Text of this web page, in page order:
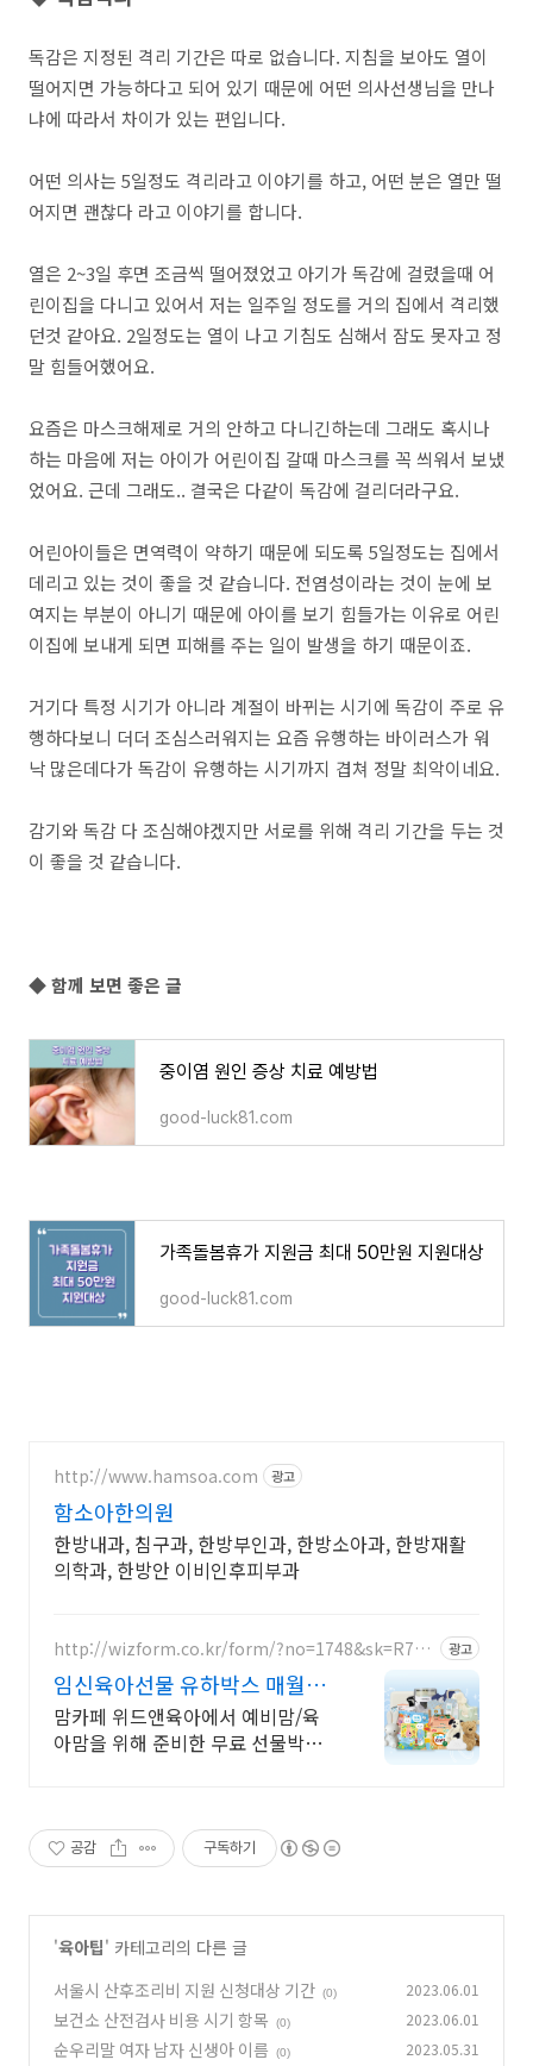
독감은 지정된 격리 기간은 따로 없습니다. 지침을 보아도 열이
떨어지면 가능하다고 되어 있기 때문에 어떤 의사선생님을 만나
냐에 따라서 차이가 있는 편입니다.
어떤 의사는 5일정도 격리라고 이야기를 하고, 어떤 분은 열만 떨
어지면 괜찮다 라고 이야기를 합니다.
열은 2~3일 후면 조금씩 떨어졌었고 아기가 독감에 걸렸을때 어
린이집을 다니고 있어서 저는 일주일 정도를 거의 집에서 격리했
던것 같아요. 2일정도는 열이 나고 기침도 심해서 잠도 못자고 정
말 힘들어했어요.
요즘은 마스크해제로 거의 안하고 다니긴하는데 그래도 혹시나
하는 마음에 저는 아이가 어린이집 갈때 마스크를 꼭 씌워서 보냈
었어요. 근데 그래도.. 결국은 다같이 독감에 걸리더라구요.
어린아이들은 면역력이 약하기 때문에 되도록 5일정도는 집에서
데리고 있는 것이 좋을 것 같습니다. 전염성이라는 것이 눈에 보
여지는 부분이 아니기 때문에 아이를 보기 힘들가는 이유로 어린
이집에 보내게 되면 피해를 주는 일이 발생을 하기 때문이죠.
거기다 특정 시기가 아니라 계절이 바뀌는 시기에 독감이 주로 유
행하다보니 더더 조심스러워지는 요즘 유행하는 바이러스가 워
낙 많은데다가 독감이 유행하는 시기까지 겹쳐 정말 최악이네요.
감기와 독감 다 조심해야겠지만 서로를 위해 격리 기간을 두는 것
이 좋을 것 같습니다.
◆ 함께 보면 좋은 글
중이염 원인 증상 치료 예방법
good-luck81.com
가족돌봄휴가 지원금 최대 50만원 지원대상
good-luck81.com
http://www.hamsoa.com 광고
함소아한의원
한방내과, 침구과, 한방부인과, 한방소아과, 한방재활
의학과, 한방안 이비인후피부과
http://wizform.co.kr/form/?no=1748&sk=R7U
광고
임신육아선물 유하박스 매월
300명 추첨
맘카페 위드앤육아에서 예비맘/육
아맘을 위해 준비한 무료 선물박스
공감 구독하기
'육아팁' 카테고리의 다른 글
서울시 산후조리비 지원 신청대상 기간 (0) 2023.06.01
보건소 산전검사 비용 시기 항목 (0) 2023.06.01
순우리말 여자 남자 신생아 이름 (0) 2023.05.31